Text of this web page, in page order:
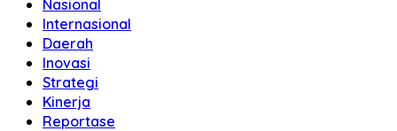
Nasional
Internasional
Daerah
Inovasi
Strategi
Kinerja
Reportase